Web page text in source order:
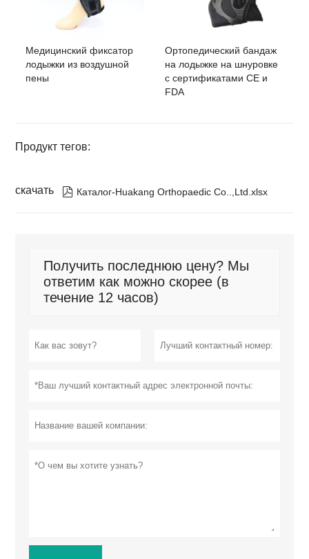
Медицинский фиксатор
лодыжки из воздушной
пены
Ортопедический бандаж
на лодыжке на шнуровке
с сертификатами CE и
FDA
Продукт тегов:
скачать  Каталог-Huakang Orthopaedic Co..,Ltd.xlsx
Получить последнюю цену? Мы
ответим как можно скорее (в
течение 12 часов)